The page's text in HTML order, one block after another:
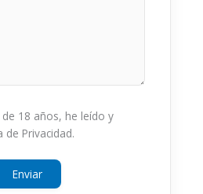
18 años, he leído y
de Privacidad.